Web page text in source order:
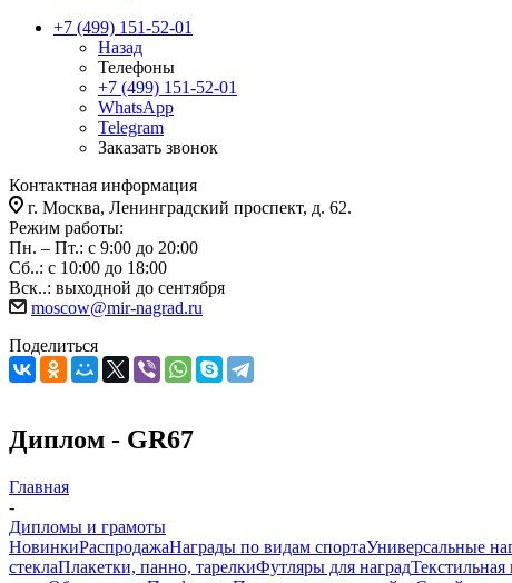
+7 (499) 151-52-01
Назад
Телефоны
+7 (499) 151-52-01
WhatsApp
Telegram
Заказать звонок
Контактная информация
г. Москва, Ленинградский проспект, д. 62.
Режим работы:
Пн. – Пт.: с 9:00 до 20:00
Сб..: с 10:00 до 18:00
Вск..: выходной до сентября
moscow@mir-nagrad.ru
Поделиться
Диплом - GR67
Главная
-
Дипломы и грамоты
НовинкиРаспродажаНаграды по видам спортаУниверсальные
стеклаПлакетки, панно, тарелкиФутляры для наград